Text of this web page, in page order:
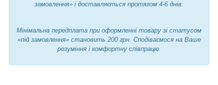
замовлення» і доставляється протягом 4-6 днів.
Мінімальна передплата при оформленні товару зі статусом
«під замовлення» становить 200 грн. Сподіваємося на Ваше
розуміння і комфортну співпрацю.